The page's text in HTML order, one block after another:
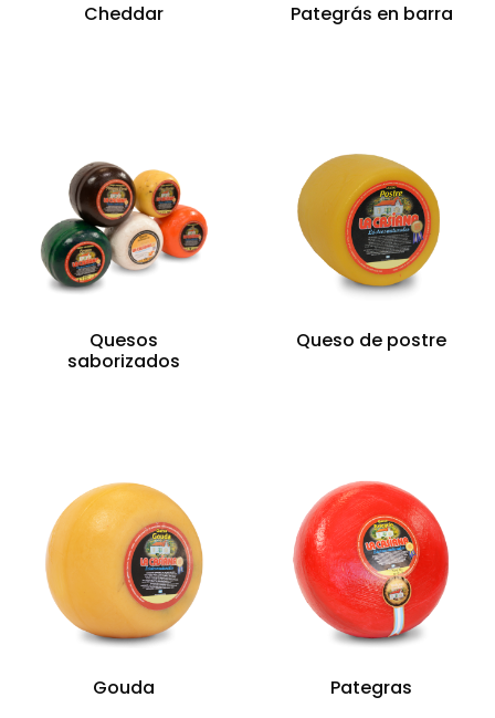
Cheddar Pategrás en barra
Quesos
saborizados
Queso de postre
Gouda Pategras